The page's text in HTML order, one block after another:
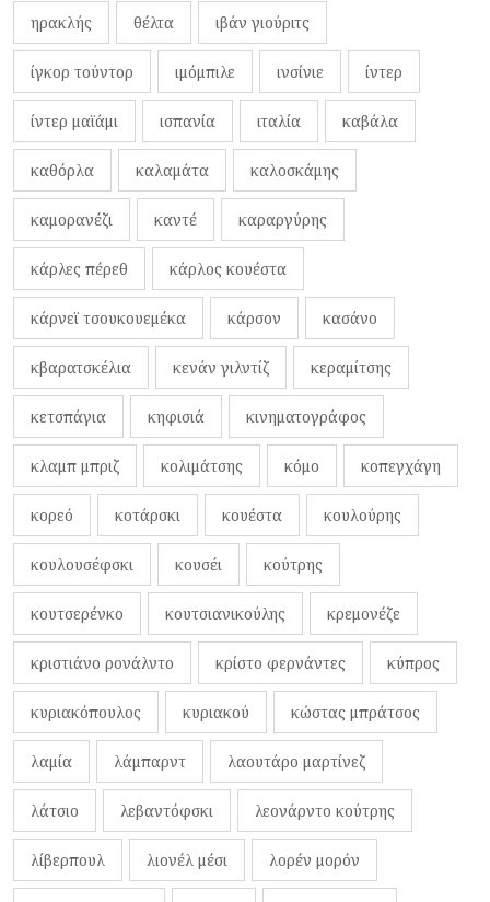
ηρακλής θέλτα ιβάν γιούριτς
ίγκορ τούντορ ιμόμπιλε ινσίνιε ίντερ
ίντερ μαϊάμι ισπανία ιταλία καβάλα
καθόρλα καλαμάτα καλοσκάμης
καμορανέζι καντέ καραργύρης
κάρλες πέρεθ κάρλος κουέστα
κάρνεϊ τσουκουεμέκα κάρσον κασάνο
κβαρατσκέλια κενάν γιλντίζ κεραμίτσης
κετσπάγια κηφισιά κινηματογράφος
κλαμπ μπριζ κολιμάτσης κόμο κοπεγχάγη
κορεό κοτάρσκι κουέστα κουλούρης
κουλουσέφσκι κουσέι κούτρης
κουτσερένκο κουτσιανικούλης κρεμονέζε
κριστιάνο ρονάλντο κρίστο φερνάντες κύπρος
κυριακόπουλος κυριακού κώστας μπράτσος
λαμία λάμπαρντ λαουτάρο μαρτίνεζ
λάτσιο λεβαντόφσκι λεονάρντο κούτρης
λίβερπουλ λιονέλ μέσι λορέν μορόν